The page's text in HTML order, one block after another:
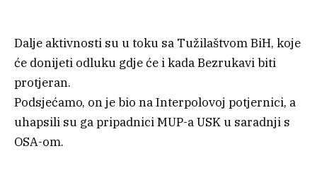
Dalje aktivnosti su u toku sa Tužilaštvom BiH, koje
će donijeti odluku gdje će i kada Bezrukavi biti
protjeran.
Podsjećamo, on je bio na Interpolovoj potjernici, a
uhapsili su ga pripadnici MUP-a USK u saradnji s
OSA-om.